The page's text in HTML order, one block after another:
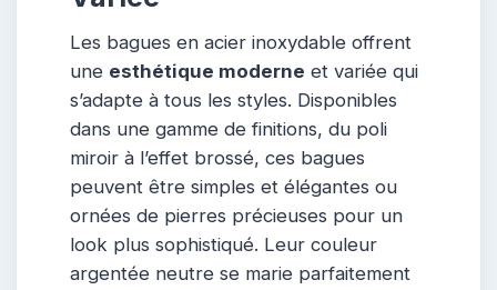
Les bagues en acier inoxydable offrent
une esthétique moderne et variée qui
s’adapte à tous les styles. Disponibles
dans une gamme de finitions, du poli
miroir à l’effet brossé, ces bagues
peuvent être simples et élégantes ou
ornées de pierres précieuses pour un
look plus sophistiqué. Leur couleur
argentée neutre se marie parfaitement